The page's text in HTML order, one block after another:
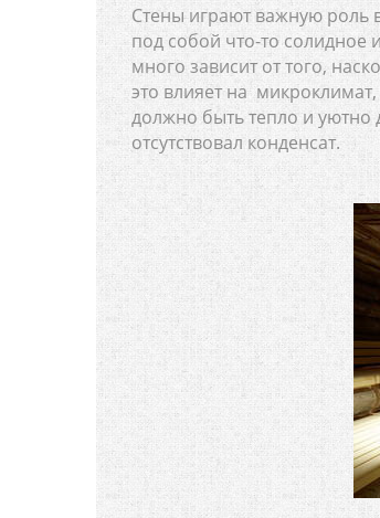
Стены играют важную роль
под собой что-то
много зависит от того,
это влияет на
должно быть тепло и уютно
отсутствовал конденсат.